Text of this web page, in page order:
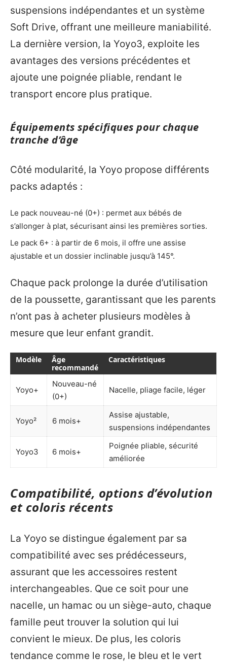
suspensions indépendantes et un système
Soft Drive, offrant une meilleure maniabilité.
La dernière version, la Yoyo3, exploite les
avantages des versions précédentes et
ajoute une poignée pliable, rendant le
transport encore plus pratique.
Équipements spécifiques pour chaque
tranche d’âge
Côté modularité, la Yoyo propose différents
packs adaptés :
Le pack nouveau-né (0+) : permet aux bébés de
s’allonger à plat, sécurisant ainsi les premières sorties.
Le pack 6+ : à partir de 6 mois, il offre une assise
ajustable et un dossier inclinable jusqu’à 145°.
Chaque pack prolonge la durée d’utilisation
de la poussette, garantissant que les parents
n’ont pas à acheter plusieurs modèles à
mesure que leur enfant grandit.
Modèle
Âge
recommandé
Caractéristiques
Yoyo+
Nouveau-né
(0+)
Nacelle, pliage facile, léger
Yoyo² 6 mois+
Assise ajustable,
suspensions indépendantes
Yoyo3 6 mois+
Poignée pliable, sécurité
améliorée
Compatibilité, options d’évolution
et coloris récents
La Yoyo se distingue également par sa
compatibilité avec ses prédécesseurs,
assurant que les accessoires restent
interchangeables. Que ce soit pour une
nacelle, un hamac ou un siège-auto, chaque
famille peut trouver la solution qui lui
convient le mieux. De plus, les coloris
tendance comme le rose, le bleu et le vert